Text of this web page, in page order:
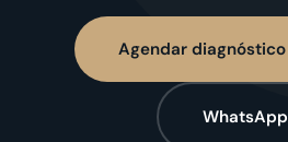
Agendar
WhatsApp